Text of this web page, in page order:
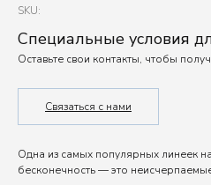
SKU:
Специальные условия
Оставьте свои контакты, чтобы
Связаться с нами
Одна из самых популярных линеек
бесконечность — это